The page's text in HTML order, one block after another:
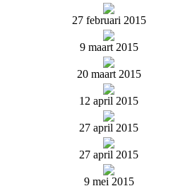
27 februari 2015
9 maart 2015
20 maart 2015
12 april 2015
27 april 2015
27 april 2015
9 mei 2015